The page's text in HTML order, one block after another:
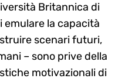
Britannica di
emulare la capacità
scenari futuri,
– sono prive della
motivazionali di